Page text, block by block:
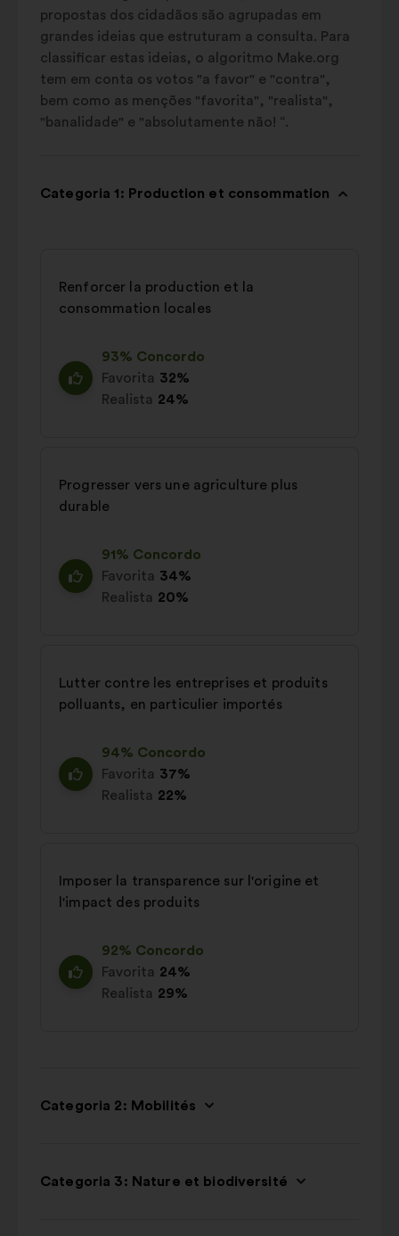
propostas dos cidadãos são agrupadas em
grandes ideias que estruturam a consulta. Para
classificar estas ideias, o algoritmo Make.org
tem em conta os votos "a favor" e "contra",
bem como as menções "favorita", "realista",
"banalidade" e "absolutamente não! “.
Categoria 1: Production et consommation
Renforcer la production et la
consommation locales
93% Concordo
Favorita 32%
Realista 24%
Progresser vers une agriculture plus
durable
91% Concordo
Favorita 34%
Realista 20%
Lutter contre les entreprises et produits
polluants, en particulier importés
94% Concordo
Favorita 37%
Realista 22%
Imposer la transparence sur l'origine et
l'impact des produits
92% Concordo
Favorita 24%
Realista 29%
Categoria 2: Mobilités
Categoria 3: Nature et biodiversité